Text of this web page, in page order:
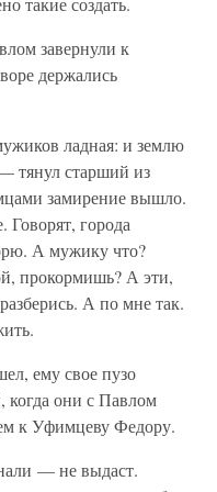
завернули к
держались
ладная: и землю
тянул старший из
замирение вышло.
Говорят, города
А мужику что?
прокормишь? А эти,
А по мне так.
ему свое пузо
когда они с Павлом
к Уфимцеву Федору.
— не выдаст.